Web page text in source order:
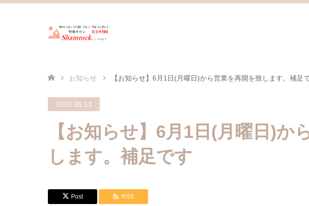
お知らせ 【お知らせ】6月1日(月曜日)から営業を再開を致します。補足
2020.05.13
【お知らせ】6月1日(月曜日)か
します。補足です
Post RSS